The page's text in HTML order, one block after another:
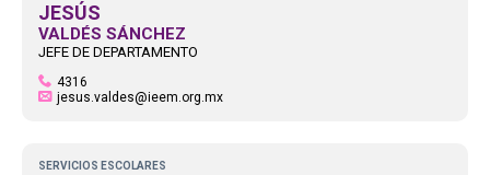
JESÚS
VALDÉS SÁNCHEZ
JEFE DE DEPARTAMENTO
4316
jesus.valdes@ieem.org.mx
SERVICIOS ESCOLARES